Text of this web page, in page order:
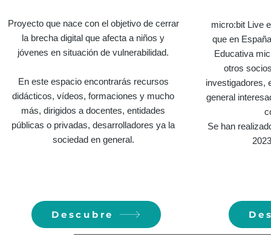
Proyecto que nace con el objetivo de cerrar
la brecha digital que afecta a niños y
jóvenes en situación de vulnerabilidad.
En este espacio encontrarás recursos
didácticos, vídeos, formaciones y mucho
más, dirigidos a docentes, entidades
públicas o privadas, desarrolladores ya la
sociedad en general.
Descubre
micro:bit Live
que en
Educativa
otros
investigadores,
general
Se han